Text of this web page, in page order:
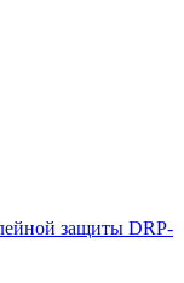
защиты DRP-